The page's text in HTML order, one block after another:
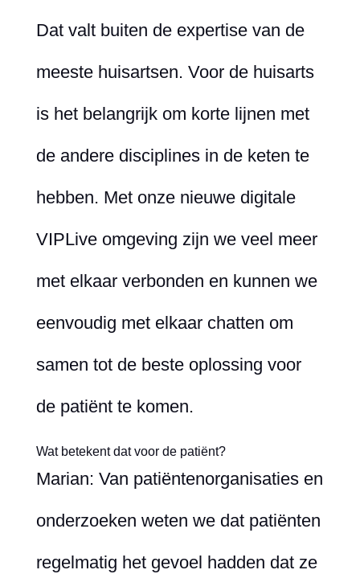
Dat valt buiten de expertise van de
meeste huisartsen. Voor de huisarts
is het belangrijk om korte lijnen met
de andere disciplines in de keten te
hebben. Met onze nieuwe digitale
VIPLive omgeving zijn we veel meer
met elkaar verbonden en kunnen we
eenvoudig met elkaar chatten om
samen tot de beste oplossing voor
de patiënt te komen.
Wat betekent dat voor de patiënt?
Marian: Van patiëntenorganisaties en
onderzoeken weten we dat patiënten
regelmatig het gevoel hadden dat ze